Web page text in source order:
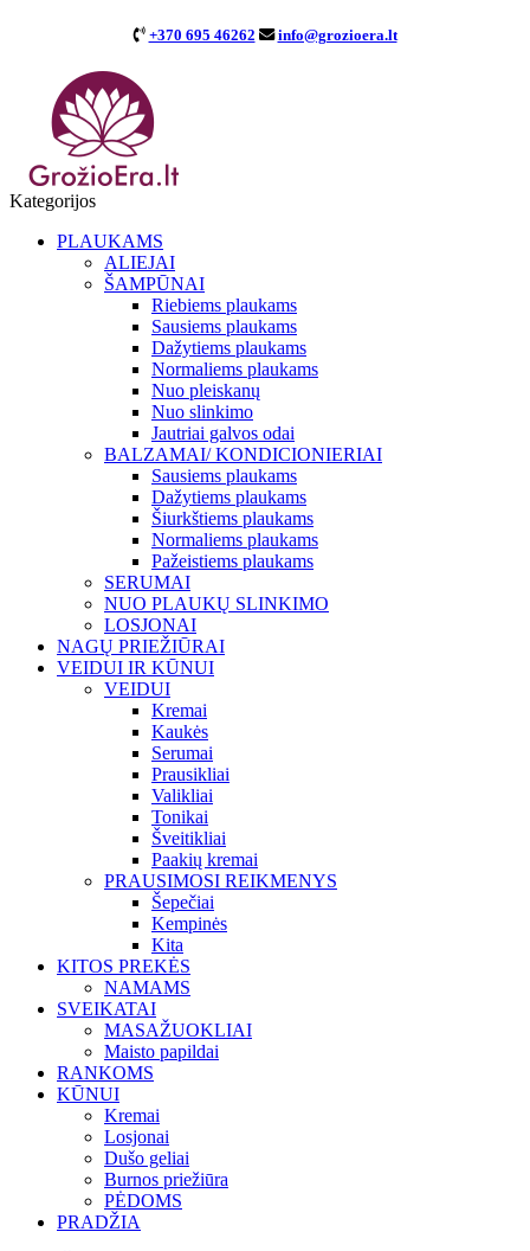
+370 695 46262 info@grozioera.lt
Kategorijos
PLAUKAMS
ALIEJAI
ŠAMPŪNAI
Riebiems plaukams
Sausiems plaukams
Dažytiems plaukams
Normaliems plaukams
Nuo pleiskanų
Nuo slinkimo
Jautriai galvos odai
BALZAMAI/ KONDICIONIERIAI
Sausiems plaukams
Dažytiems plaukams
Šiurkštiems plaukams
Normaliems plaukams
Pažeistiems plaukams
SERUMAI
NUO PLAUKŲ SLINKIMO
LOSJONAI
NAGŲ PRIEŽIŪRAI
VEIDUI IR KŪNUI
VEIDUI
Kremai
Kaukės
Serumai
Prausikliai
Valikliai
Tonikai
Šveitikliai
Paakių kremai
PRAUSIMOSI REIKMENYS
Šepečiai
Kempinės
Kita
KITOS PREKĖS
NAMAMS
SVEIKATAI
MASAŽUOKLIAI
Maisto papildai
RANKOMS
KŪNUI
Kremai
Losjonai
Dušo geliai
Burnos priežiūra
PĖDOMS
PRADŽIA